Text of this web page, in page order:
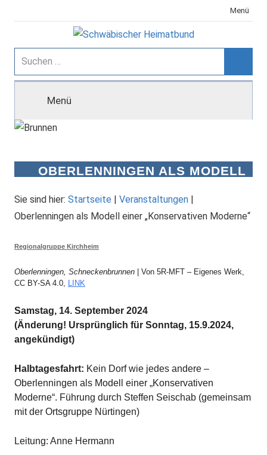
Inhalt
Menü
Schwäbischer
Heimatbund
Suchen
nach:
Menü
OBERLENNINGEN ALS MODELL
MODERNE“
Sie sind hier: Startseite | Veranstaltungen |
Oberlenningen als Modell einer „Konservativen Moderne“
Regionalgruppe Kirchheim
Oberlenningen, Schneckenbrunnen | Von 5R-MFT – Eigenes Werk,
CC BY-SA 4.0, LINK
Samstag, 14. September 2024
(Änderung! Ursprünglich für Sonntag, 15.9.2024,
angekündigt)
Halbtagesfahrt: Kein Dorf wie jedes andere –
Oberlenningen als Modell einer „Konservativen
Moderne“. Führung durch Steffen Seischab (gemeinsam
mit der Ortsgruppe Nürtingen)
Leitung: Anne Hermann